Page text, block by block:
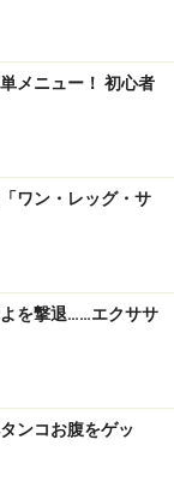
メニュー！ 初心者
ワン・レッグ・サ
を撃退……エクササ
ンコお腹をゲッ